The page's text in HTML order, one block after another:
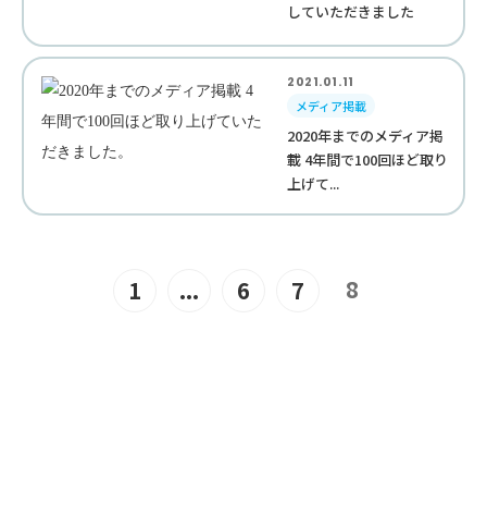
していただきました
2021.01.11
メディア掲載
2020年までのメディア掲
載 4年間で100回ほど取り
上げて...
1 ... 6 7 8